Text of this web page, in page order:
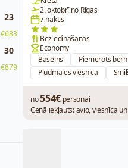
23
€683
30
€879
2. oktobrī no Rīgas
7 naktis
Bez ēdināšanas
Economy
Baseins
Piemērots
Pludmales viesnīca
no554€personai
Cenā iekļauts: avio, viesnīca